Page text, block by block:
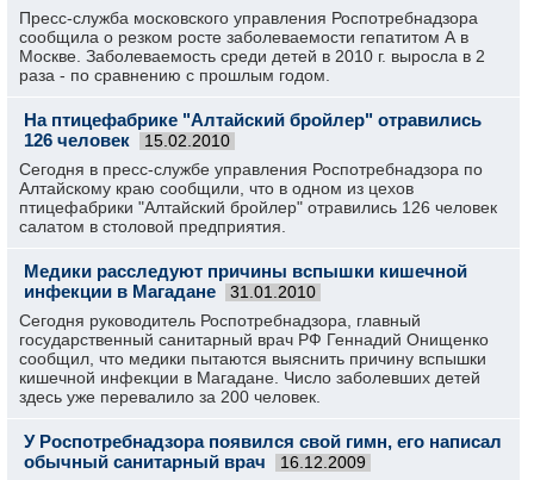
Пресс-служба московского управления Роспотребнадзора
сообщила о резком росте заболеваемости гепатитом А в
Москве. Заболеваемость среди детей в 2010 г. выросла в 2
раза - по сравнению с прошлым годом.
На птицефабрике "Алтайский бройлер" отравились
126 человек
15.02.2010
Сегодня в пресс-службе управления Роспотребнадзора по
Алтайскому краю сообщили, что в одном из цехов
птицефабрики "Алтайский бройлер" отравились 126 человек
салатом в столовой предприятия.
Медики расследуют причины вспышки кишечной
инфекции в Магадане
31.01.2010
Сегодня руководитель Роспотребнадзора, главный
государственный санитарный врач РФ Геннадий Онищенко
сообщил, что медики пытаются выяснить причину вспышки
кишечной инфекции в Магадане. Число заболевших детей
здесь уже перевалило за 200 человек.
У Роспотребнадзора появился свой гимн, его написал
обычный санитарный врач
16.12.2009